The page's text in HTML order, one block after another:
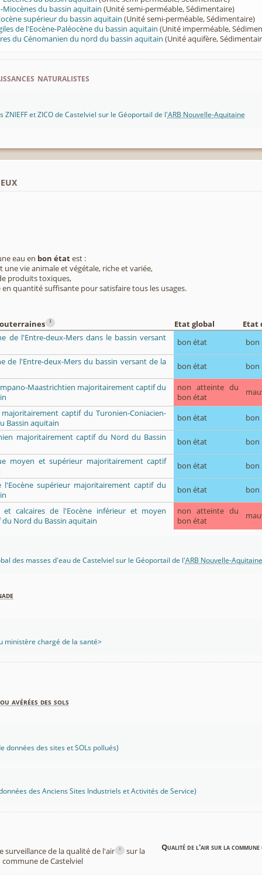
Miocènes du bassin aquitain (Unité semi-perméable, Sédimentaire)
supérieur du bassin aquitain (Unité semi-perméable, Sédimentaire)
de l'Eocène-Paléocène du bassin aquitain (Unité imperméable,
du Cénomanien du nord du bassin aquitain (Unité aquifère,
naturalistes
ZNIEFF et ZICO de Castelviel sur le Géoportail de l'ARB Nouvelle-Aquitaine
eau en bon étatest :
une vie animale et végétale, riche et variée,
produits toxiques,
quantité suffisante pour satisfaire tous les usages.
i Etat global
Etat
de l'Entre-deux-Mers dans le bassin versant
bon état
bon
de l'Entre-deux-Mers du bassin versant de la
bon état bon
Maastrichtien majoritairement captif du
non atteinte du
bon état
captif du Turonien-Coniacien-
Bassin aquitain
bon état
bon
majoritairement captif du Nord du Bassin
bon état
bon
moyen et supérieur majoritairement captif
bon état
bon
l'Eocène supérieur majoritairement captif du
bon état bon
et calcaires de l'Eocène inférieur et moyen
Nord du Bassin aquitain
non atteinte du
bon état
des masses d'eau de Castelviel sur le Géoportail de l'ARB Nouvelle-Aquitaine
ministère chargé de la santé>
avérées des sols
données des sites et SOLs pollués)
des Anciens Sites Industriels et Activités de Service)
surveillance de la qualité de l'air i
sur la
commune de Castelviel
Qualité de l'air sur la commune